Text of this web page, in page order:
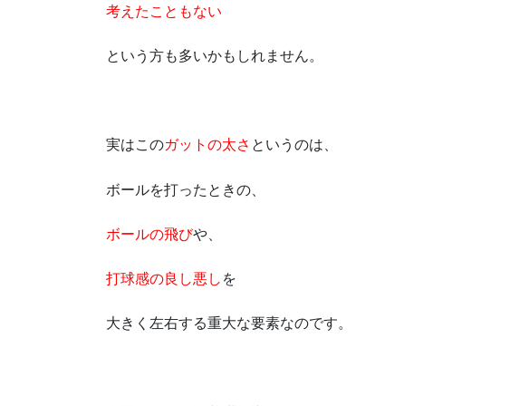
考えたこともない
という方も多いかもしれません。
実はこのガットの太さ というのは、
ボールを打ったときの、
ボールの飛びや、
打球感の良し悪し を
大きく左右する重大な要素なのです。